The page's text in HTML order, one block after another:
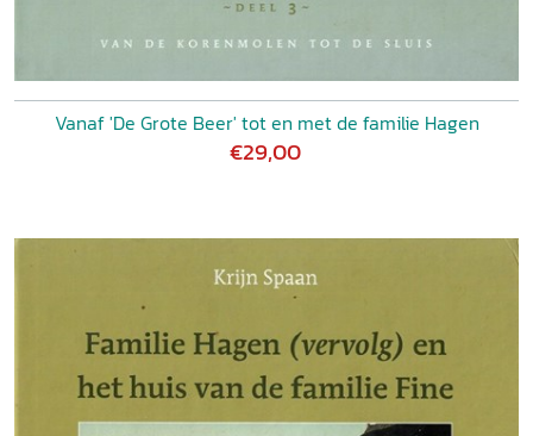
Vanaf 'De Grote Beer' tot en met de familie Hagen
€29,00